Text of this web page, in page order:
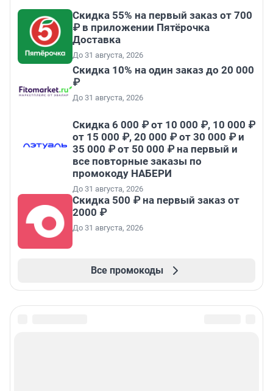
Скидка 55% на первый заказ от 700
₽ в приложении Пятёрочка
Доставка
До 31 августа, 2026
Скидка 10% на один заказ до 20 000
₽
До 31 августа, 2026
Скидка 6 000 ₽ от 10 000 ₽, 10 000 ₽
от 15 000 ₽, 20 000 ₽ от 30 000 ₽ и
35 000 ₽ от 50 000 ₽ на первый и
все повторные заказы по
промокоду НАБЕРИ
До 31 августа, 2026
Скидка 500 ₽ на первый заказ от
2000 ₽
До 31 августа, 2026
Все промокоды